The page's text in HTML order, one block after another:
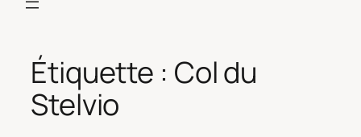
Étiquette : Col du
Stelvio